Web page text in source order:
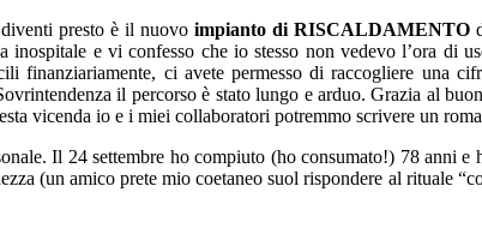
presto è il nuovoimpianto di RISCALDAMENTO
e vi confesso che io stesso non vedevo l’ora di
ci avete permesso di raccogliere una
il percorso è stato lungo e arduo. Grazia al
vicenda io e i miei collaboratori potremmo scrivere un
Il 24 settembre ho compiuto (ho consumato!) 78 anni
(un amico prete mio coetaneo suol rispondere al rituale